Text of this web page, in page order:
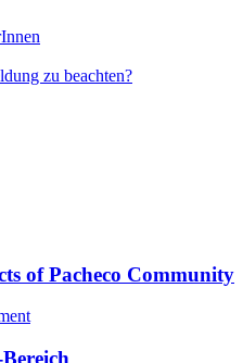
zu beachten?
of Pacheco Community